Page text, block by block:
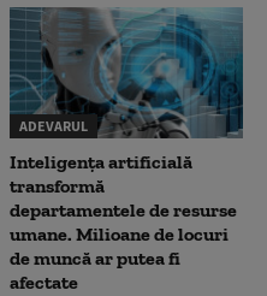
ADEVARUL
Inteligența artificială
transformă
departamentele de resurse
umane. Milioane de locuri
de muncă ar putea fi
afectate